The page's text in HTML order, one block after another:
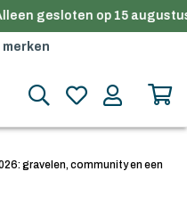
gesloten op 15 augustus.
België vanaf €100
merken
België vanaf €100
gravelen, community en een